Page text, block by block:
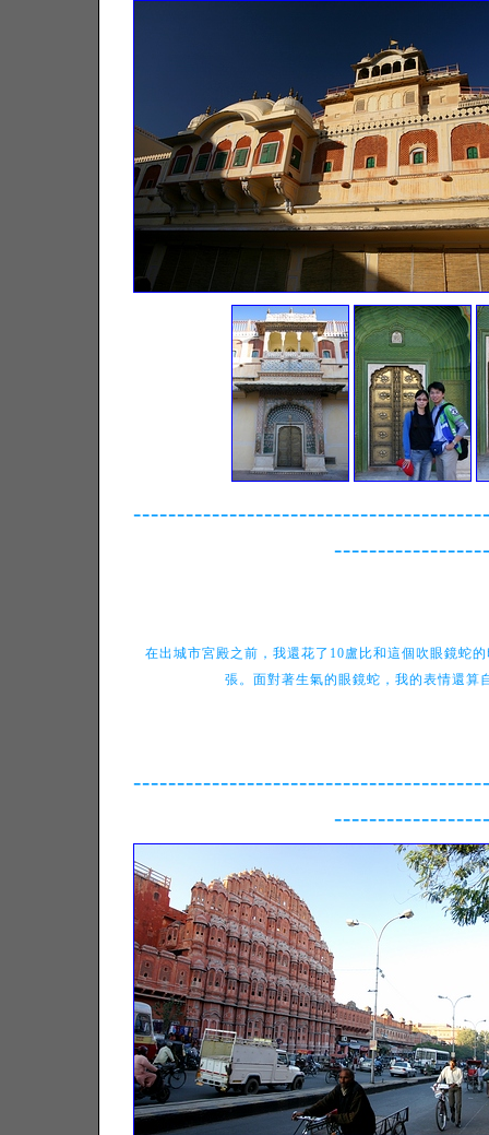
在出城市宮殿之前，我還花了10盧比和這個吹眼鏡蛇
張。面對著生氣的眼鏡蛇，我的表情還算